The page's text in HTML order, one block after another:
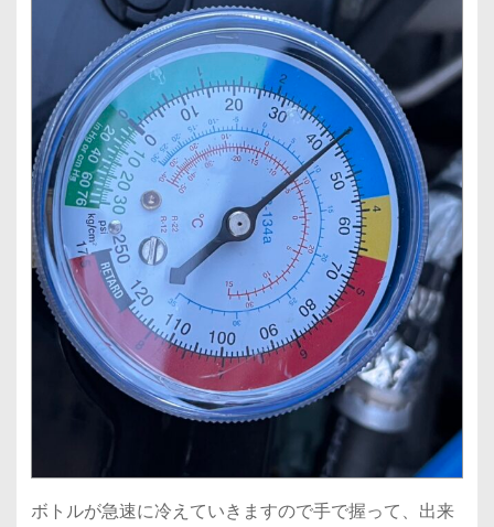
ボトルが急速に冷えていきますので手で握って、出来